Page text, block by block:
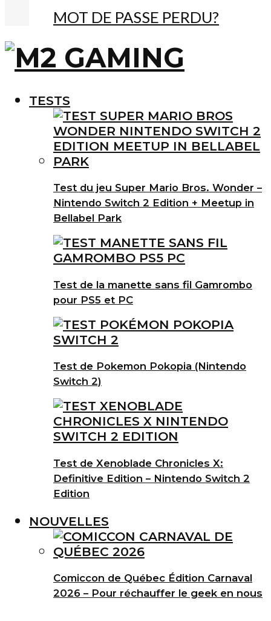
MOT DE PASSE PERDU?
TESTS
Test du jeu Super Mario Bros. Wonder –
Nintendo Switch 2 Edition + Meetup in
Bellabel Park
Test de la manette sans fil Gamrombo
pour PS5 et PC
Test de Pokemon Pokopia (Nintendo
Switch 2)
Test de Xenoblade Chronicles X:
Definitive Edition – Nintendo Switch 2
Edition
NOUVELLES
Comiccon de Québec Édition Carnaval
2026 – Pour réchauffer le geek en nous